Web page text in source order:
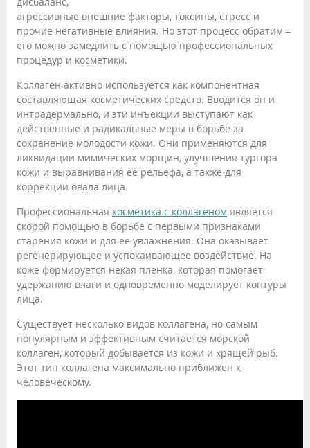
агрессивные внешние факторы, токсины, стресс и
прочие негативные влияния. Но этот процесс обратим –
его можно замедлить с помощью профессиональных
процедур и косметики.
Коллаген активно используется как компонентная
составляющая косметических средств. Вводится он и
интрадермально, и эти инъекции выступают как
действенные и радикальные меры в борьбе за
сохранение молодости кожи. Они применяются для
ликвидации мимических морщин, улучшения тургора
кожи и выравнивания ее рельефа, а также для
коррекции овала лица.
Профессиональная косметика с коллагеном является
скорой помощью в борьбе с первыми признаками
старения кожи и для ее увлажнения. Она оказывает
регенерирующее и успокаивающее воздействие. На
коже формируется некая пленка, которая помогает
удержанию влаги и одновременно моделирует контуры
лица.
Существует несколько видов коллагена, но самым
популярным и эффективным считается морской
коллаген, который добывается из кожи и хрящей рыб.
Этот тип коллагена максимально приближен к
человеческому.